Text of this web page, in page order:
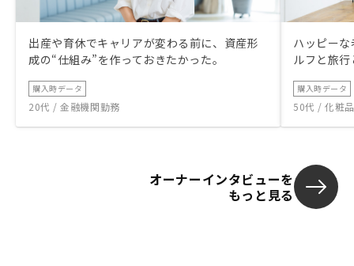
出産や育休でキャリアが変わる前に、資産形
成の“仕組み”を作っておきたかった。
購入時データ
20代 / 金融機関勤務
ハッピー
ルフと旅
購入時データ
50代 / 化粧
オーナーインタビューを
もっと見る